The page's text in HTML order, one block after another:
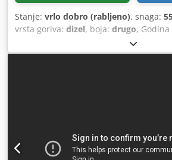
Stanje: vrlo dobro (rabljeno), snaga:
vrsta goriva: dizel, boja: drugo,
klima-